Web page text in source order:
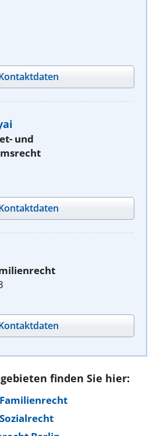
und
finden Sie hier: